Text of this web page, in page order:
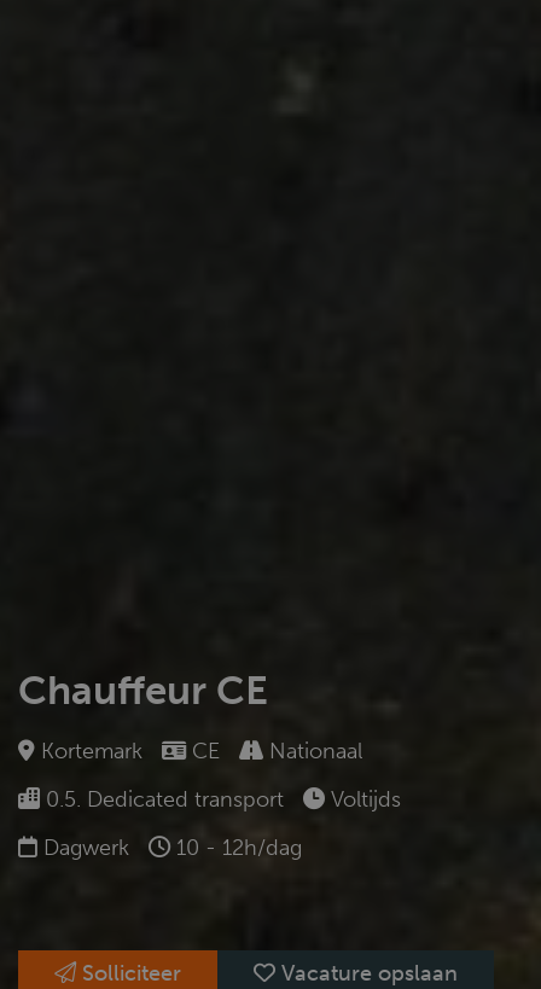
Chauffeur CE
Kortemark CE
Nationaal
0.5. Dedicated transport
Voltijds
Dagwerk
10 - 12h/dag
Solliciteer Vacature opslaan